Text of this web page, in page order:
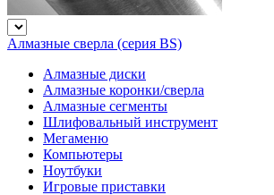
Алмазные сверла (серия BS)
Алмазные диски
Алмазные коронки/сверла
Алмазные сегменты
Шлифовальный инструмент
Мегаменю
Компьютеры
Ноутбуки
Игровые приставки